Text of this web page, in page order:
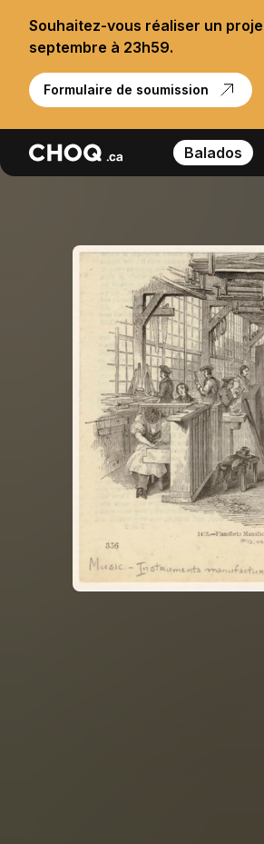
Souhaitez-vous réaliser un
septembre à 23h59.
Formulaire de soumission
Balados